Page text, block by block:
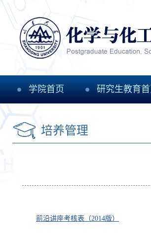
学院首页 研究生教育首
培养管理
前沿讲座考核表（2014版）